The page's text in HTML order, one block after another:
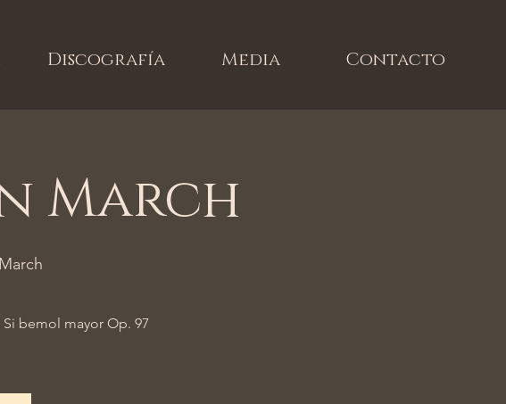
Discografía Media Contacto
March
bemol mayor Op. 97